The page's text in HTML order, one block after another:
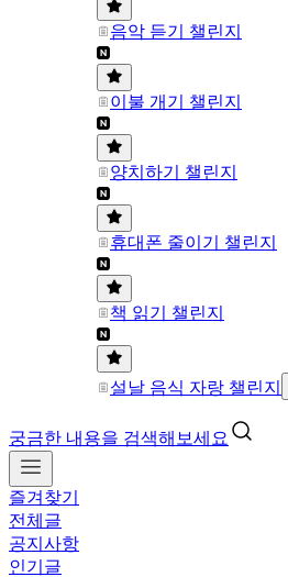
음악 듣기 챌린지
이불 개기 챌린지
양치하기 챌린지
휴대폰 줄이기 챌린지
책 읽기 챌린지
설날 음식 자랑 챌린지
궁금한 내용을 검색해보세요
즐겨찾기
전체글
공지사항
인기글